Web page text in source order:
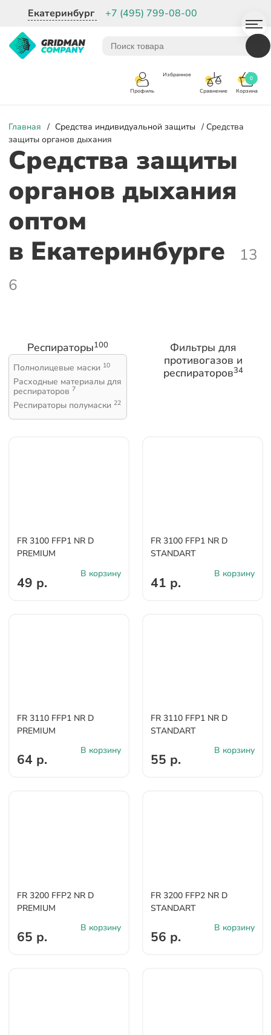
Екатеринбург +7 (495) 799-08-00
Профиль
Избранное
Сравнение Корзина
0
Главная / Средства индивидуальной защиты / Средства
защиты органов дыхания
Средства защиты
органов дыхания
оптом
в Екатеринбурге
13
6
Респираторы100
Полнолицевые маски 10
Расходные материалы для
респираторов 7
Респираторы полумаски 22
Фильтры для
противогазов и
респираторов34
FR 3100 FFP1 NR D
PREMIUM
49 р.
В корзину
FR 3100 FFP1 NR D
STANDART
41 р.
В корзину
FR 3110 FFP1 NR D
PREMIUM
64 р.
В корзину
FR 3110 FFP1 NR D
STANDART
55 р.
В корзину
FR 3200 FFP2 NR D
PREMIUM
65 р.
В корзину
FR 3200 FFP2 NR D
STANDART
56 р.
В корзину